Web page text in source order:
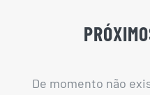
De momento não